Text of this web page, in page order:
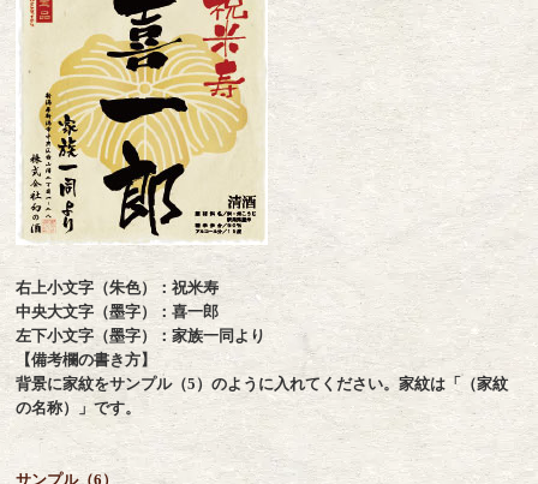
右上小文字（朱色）：祝米寿
中央大文字（墨字）：喜一郎
左下小文字（墨字）：家族一同より
【備考欄の書き方】
背景に家紋をサンプル（5）のように入れてください。家紋は「（家紋
の名称）」です。
サンプル（6）